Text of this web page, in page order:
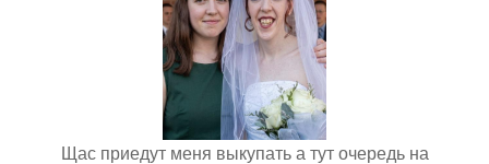
Щас приедут меня выкупать а тут очередь на